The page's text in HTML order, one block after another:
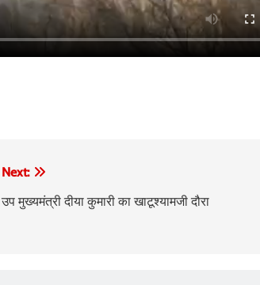
Next:
उप मुख्यमंत्री दीया कुमारी का खाटूश्यामजी दौरा